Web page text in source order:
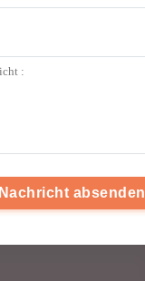
Nachricht absenden